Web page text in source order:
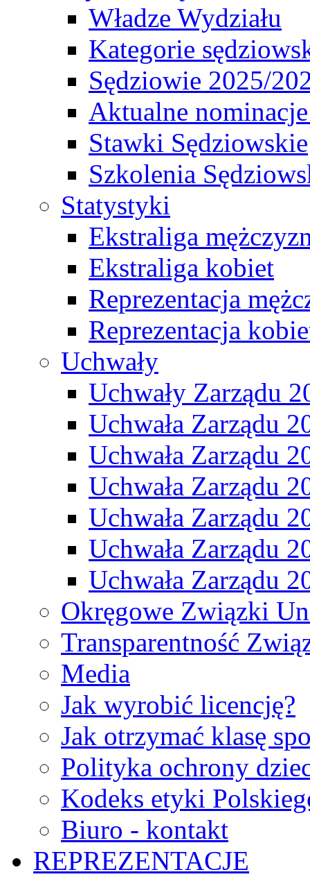
Władze Wydziału
Kategorie
Sędziowie 2025/
Aktualne
Stawki Sędziowskie
Szkolenia
Statystyki
Ekstraliga
Ekstraliga kobiet
Reprezentacja
Reprezentacja
Uchwały
Uchwały Zarządu
Uchwała Zarządu
Uchwała Zarządu
Uchwała Zarządu
Uchwała Zarządu
Uchwała Zarządu
Uchwała Zarządu
Okręgowe Związki
Transparentność
Media
Jak wyrobić licencję?
Jak otrzymać klasę
Polityka ochrony
Kodeks etyki
Biuro - kontakt
REPREZENTACJE